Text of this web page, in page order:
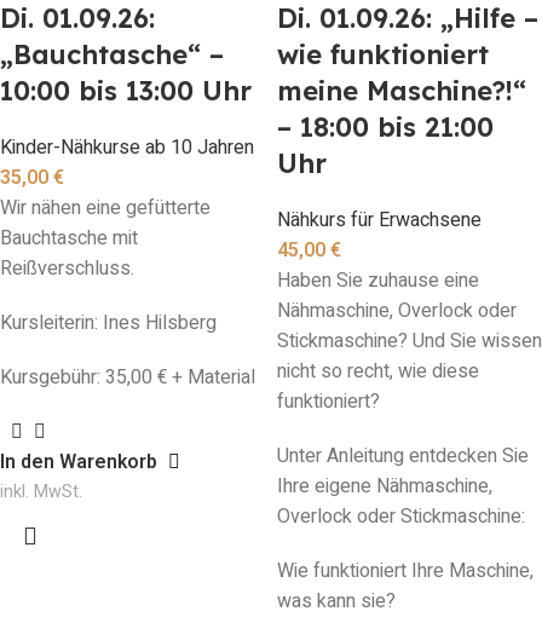
Di. 01.09.26:
„Bauchtasche“ –
10:00 bis 13:00 Uhr
Kinder-Nähkurse ab 10 Jahren
35,00€
Wir nähen eine gefütterte
Bauchtasche mit
Reißverschluss.
Kursleiterin: Ines Hilsberg
Kursgebühr: 35,00 € + Material
In den Warenkorb
inkl. MwSt.
Di. 01.09.26: „Hilfe –
wie funktioniert
meine Maschine?!“
– 18:00 bis 21:00
Uhr
Nähkurs für Erwachsene
45,00€
Haben Sie zuhause eine
Nähmaschine, Overlock oder
Stickmaschine? Und Sie wissen
nicht so recht, wie diese
funktioniert?
Unter Anleitung entdecken Sie
Ihre eigene Nähmaschine,
Overlock oder Stickmaschine:
Wie funktioniert Ihre Maschine,
was kann sie?